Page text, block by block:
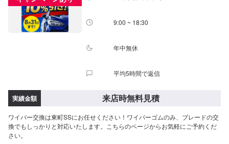
9:00 ~ 18:30
年中無休
平均5時間で返信
実績金額 来店時無料見積
ワイパー交換は東町SSにお任せください！ワイパーゴムのみ、ブレードの交
換でもしっかりと対応いたします。こちらのページからお気軽にご予約くだ
さい。